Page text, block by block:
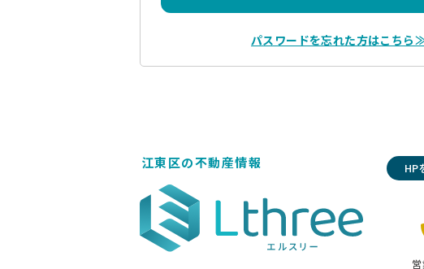
パスワードを忘れた方はこちら
江東区の不動産情報 HP